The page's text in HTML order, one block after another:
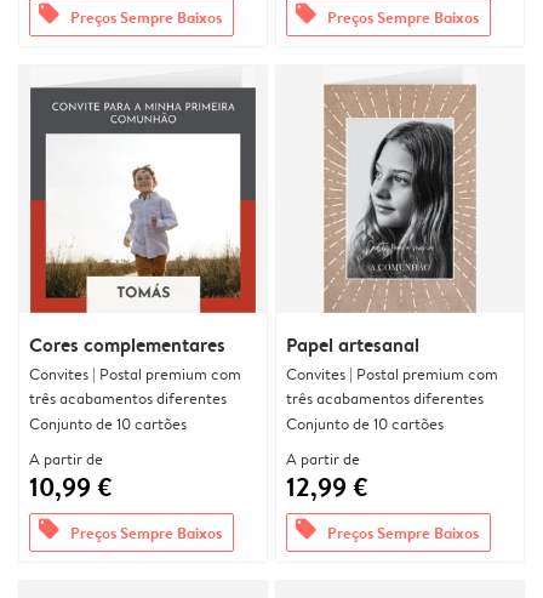
offers Preços Sempre Baixos offers Preços Sempre Baixos
Cores complementares
Convites | Postal premium com
três acabamentos diferentes
Conjunto de 10 cartões
A partir de
10,99 €
offers Preços Sempre Baixos
Papel artesanal
Convites | Postal premium com
três acabamentos diferentes
Conjunto de 10 cartões
A partir de
12,99 €
offers Preços Sempre Baixos